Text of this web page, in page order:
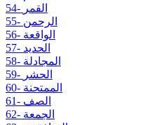
54- القمر
55- الرحمن
56- الواقعة
57- الحديد
58- المجادلة
59- الحشر
60- الممتحنة
61- الصف
62- الجمعة